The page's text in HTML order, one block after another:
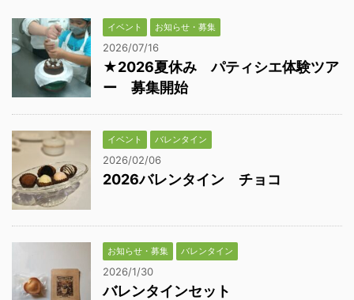
イベント お知らせ・募集
2026/07/16
★2026夏休み パティシエ体験ツア
ー 募集開始
イベント バレンタイン
2026/02/06
2026バレンタイン チョコ
お知らせ・募集 バレンタイン
2026/1/30
バレンタインセット